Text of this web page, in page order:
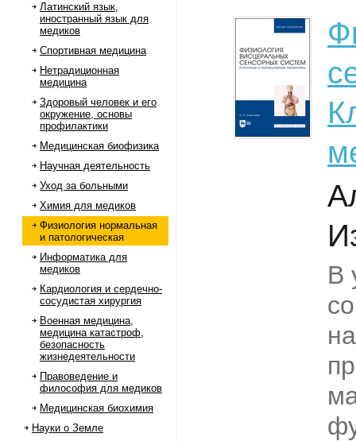
Латинский язык,
иностранный язык для
медиков
Спортивная медицина
Нетрадиционная
медицина
Здоровый человек и его
окружение, основы
профилактики
Медицинская биофизика
Научная деятельность
Уход за больными
Химия для медиков
Физиология нормальная
и патологическая
Информатика для
медиков
Кардиология и сердечно-
сосудистая хирургия
Военная медицина,
медицина катастроф,
безопасность
жизнедеятельности
Правоведение и
философия для медиков
Медицинская биохимия
Науки о Земле
В